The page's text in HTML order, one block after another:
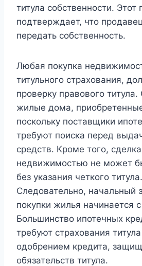
титула собственности. Этот
подтверждает, что
передать собственность.
Любая покупка
титульного страхования,
проверку правового
жилые дома,
поскольку поставщики
требуют поиска перед
средств. Кроме того,
недвижимостью не может
без указания четкого титула.
Следовательно, начальный
покупки жилья начинается
Большинство ипотечных
требуют страхования
одобрением кредита,
обязательств титула.